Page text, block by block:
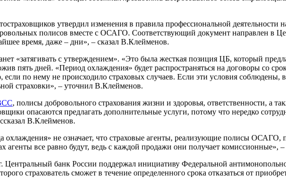
утвердил изменения в правила профессиональной
полисов вместе с ОСАГО. Соответствующий документ направлен в
время, даже – дни», – сказал В.Клейменов.
«затягивать с утверждением». «Это была жесткая позиция ЦБ, который
пять дней. «Период охлаждения» будет распространяться на договоры со
если по нему не происходило страховых случаев. Если эти условия соблюдены,
страховки», – уточнил В.Клейменов.
, полисы добровольного страхования жизни и здоровья, ответственности, а
опасаются предлагать дополнительные услуги, потому что нередко
В.Клейменов.
охлаждения» не означает, что страховые агенты, реализующие полисы ОСАГО,
агенты все равно будут, ведь с каждой продажи они получает комиссионные»,
. Центральный банк России поддержал инициативу Федеральной
страхователь сможет в течение определенного срока отказаться от